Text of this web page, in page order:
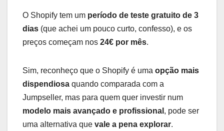
O Shopify tem um período de teste gratuito de 3
dias (que achei um pouco curto, confesso), e os
preços começam nos 24€ por mês.
Sim, reconheço que o Shopify é uma opção mais
dispendiosa quando comparada com a
Jumpseller, mas para quem quer investir num
modelo mais avançado e profissional , pode ser
uma alternativa que vale a pena explorar.